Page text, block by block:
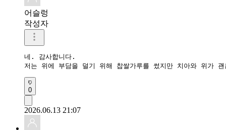
어슬렁
작성자
네. 감사합니다.
저는 위에 부담을 덜기 위해 찹쌀가루를 썼지만 치아와 위가
0
2026.06.13 21:07